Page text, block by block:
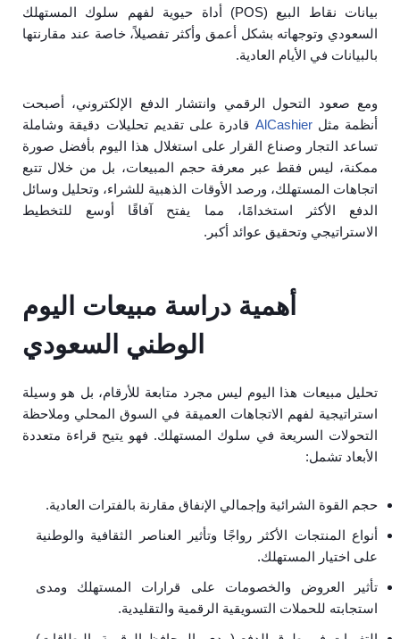
بيانات نقاط البيع (POS) أداة حيوية لفهم سلوك المستهلك
السعودي وتوجهاته بشكل أعمق وأكثر تفصيلاً، خاصة عند مقارنتها
بالبيانات في الأيام العادية.
ومع صعود التحول الرقمي وانتشار الدفع الإلكتروني، أصبحت
أنظمة مثلAlCashier قادرة على تقديم تحليلات دقيقة وشاملة
تساعد التجار وصناع القرار على استغلال هذا اليوم بأفضل صورة
ممكنة، ليس فقط عبر معرفة حجم المبيعات، بل من خلال تتبع
اتجاهات المستهلك، ورصد الأوقات الذهبية للشراء، وتحليل وسائل
الدفع الأكثر استخدامًا، مما يفتح آفاقًا أوسع للتخطيط
الاستراتيجي وتحقيق عوائد أكبر.
أهمية دراسة مبيعات اليوم
الوطني السعودي
تحليل مبيعات هذا اليوم ليس مجرد متابعة للأرقام، بل هو وسيلة
استراتيجية لفهم الاتجاهات العميقة في السوق المحلي وملاحظة
التحولات السريعة في سلوك المستهلك. فهو يتيح قراءة متعددة
الأبعاد تشمل:
حجم القوة الشرائية وإجمالي الإنفاق مقارنة بالفترات العادية.
أنواع المنتجات الأكثر رواجًا وتأثير العناصر الثقافية والوطنية
على اختيار المستهلك.
تأثير العروض والخصومات على قرارات المستهلك ومدى
استجابته للحملات التسويقية الرقمية والتقليدية.